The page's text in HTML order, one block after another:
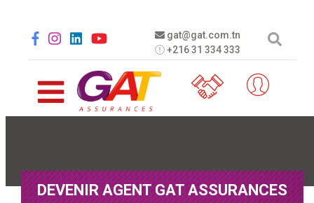
gat@gat.com.tn
+216 31 334 333
Social menu
DEVENIR AGENT GAT ASSURANCES